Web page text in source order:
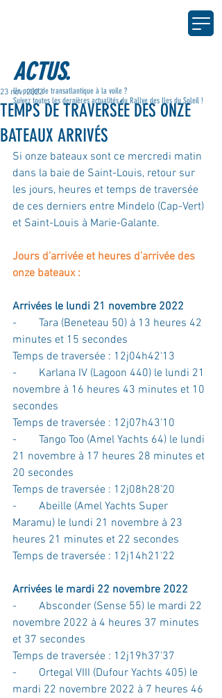
ACTUS.
TEMPS DE TRAVERSÉE DES ONZE
BATEAUX ARRIVÉS
23 nov. 2022
Si onze bateaux sont ce mercredi matin
dans la baie de Saint-Louis, retour sur
les jours, heures et temps de traversée
de ces derniers entre Mindelo (Cap-Vert)
et Saint-Louis à Marie-Galante.
Jours d’arrivée et heures d’arrivée des
onze bateaux :
Arrivées le lundi 21 novembre 2022
-        Tara (Beneteau 50) à 13 heures 42
minutes et 15 secondes
Temps de traversée : 12j04h42'13
-        Karlana IV (Lagoon 440) le lundi 21
novembre à 16 heures 43 minutes et 10
secondes
Temps de traversée : 12j07h43'10
-        Tango Too (Amel Yachts 64) le lundi
21 novembre à 17 heures 28 minutes et
20 secondes
Temps de traversée : 12j08h28'20
-        Abeille (Amel Yachts Super
Maramu) le lundi 21 novembre à 23
heures 21 minutes et 22 secondes
Temps de traversée : 12j14h21'22
Arrivées le mardi 22 novembre 2022
-        Absconder (Sense 55) le mardi 22
novembre 2022 à 4 heures 37 minutes
et 37 secondes
Temps de traversée : 12j19h37'37
-        Ortegal VIII (Dufour Yachts 405) le
mardi 22 novembre 2022 à 7 heures 46
Un projet de transatlantique à la voile ?
Suivez toutes les dernières actualités du Rallye des Iles du Soleil !